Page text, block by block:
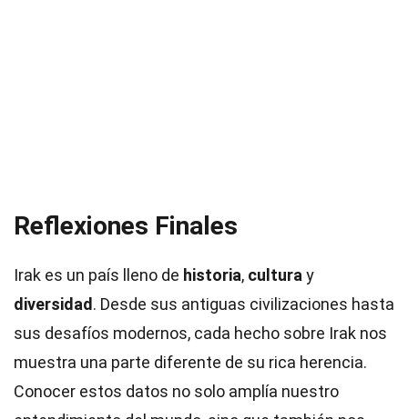
Reflexiones Finales
Irak es un país lleno de historia, cultura y
diversidad . Desde sus antiguas civilizaciones hasta
sus desafíos modernos, cada hecho sobre Irak nos
muestra una parte diferente de su rica herencia.
Conocer estos datos no solo amplía nuestro